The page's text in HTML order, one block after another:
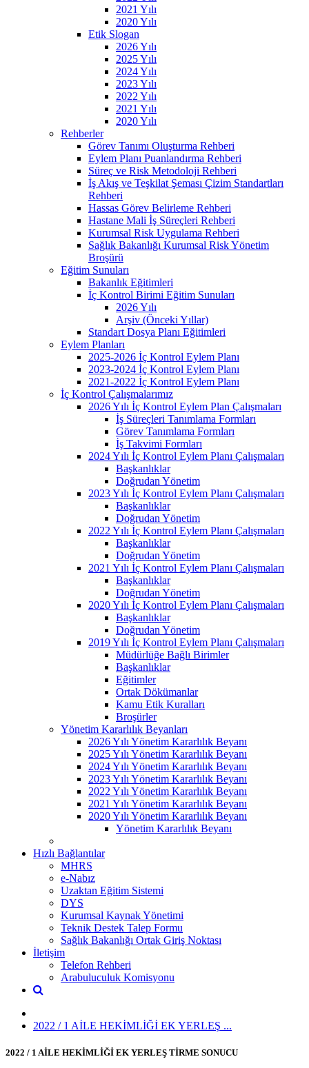
2021 Yılı
2020 Yılı
Etik Slogan
2026 Yılı
2025 Yılı
2024 Yılı
2023 Yılı
2022 Yılı
2021 Yılı
2020 Yılı
Rehberler
Görev Tanımı Oluşturma Rehberi
Eylem Planı Puanlandırma Rehberi
Süreç ve Risk Metodoloji Rehberi
İş Akış ve Teşkilat Şeması Çizim Standartları
Rehberi
Hassas Görev Belirleme Rehberi
Hastane Mali İş Süreçleri Rehberi
Kurumsal Risk Uygulama Rehberi
Sağlık Bakanlığı Kurumsal Risk Yönetim
Broşürü
Eğitim Sunuları
Bakanlık Eğitimleri
İç Kontrol Birimi Eğitim Sunuları
2026 Yılı
Arşiv (Önceki Yıllar)
Standart Dosya Planı Eğitimleri
Eylem Planları
2025-2026 İç Kontrol Eylem Planı
2023-2024 İç Kontrol Eylem Planı
2021-2022 İç Kontrol Eylem Planı
İç Kontrol Çalışmalarımız
2026 Yılı İç Kontrol Eylem Plan Çalışmaları
İş Süreçleri Tanımlama Formları
Görev Tanımlama Formları
İş Takvimi Formları
2024 Yılı İç Kontrol Eylem Planı Çalışmaları
Başkanlıklar
Doğrudan Yönetim
2023 Yılı İç Kontrol Eylem Planı Çalışmaları
Başkanlıklar
Doğrudan Yönetim
2022 Yılı İç Kontrol Eylem Planı Çalışmaları
Başkanlıklar
Doğrudan Yönetim
2021 Yılı İç Kontrol Eylem Planı Çalışmaları
Başkanlıklar
Doğrudan Yönetim
2020 Yılı İç Kontrol Eylem Planı Çalışmaları
Başkanlıklar
Doğrudan Yönetim
2019 Yılı İç Kontrol Eylem Planı Çalışmaları
Müdürlüğe Bağlı Birimler
Başkanlıklar
Eğitimler
Ortak Dökümanlar
Kamu Etik Kuralları
Broşürler
Yönetim Kararlılık Beyanları
2026 Yılı Yönetim Kararlılık Beyanı
2025 Yılı Yönetim Kararlılık Beyanı
2024 Yılı Yönetim Kararlılık Beyanı
2023 Yılı Yönetim Kararlılık Beyanı
2022 Yılı Yönetim Kararlılık Beyanı
2021 Yılı Yönetim Kararlılık Beyanı
2020 Yılı Yönetim Kararlılık Beyanı
Yönetim Kararlılık Beyanı
Hızlı Bağlantılar
MHRS
e-Nabız
Uzaktan Eğitim Sistemi
DYS
Kurumsal Kaynak Yönetimi
Teknik Destek Talep Formu
Sağlık Bakanlığı Ortak Giriş Noktası
İletişim
Telefon Rehberi
Arabuluculuk Komisyonu
2022 / 1 AİLE HEKİMLİĞİ EK YERLEŞ ...
2022 / 1 AİLE HEKİMLİĞİ EK YERLEŞ TİRME SONUCU